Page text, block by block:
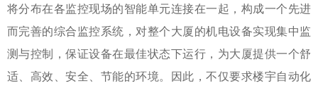
将分布在各监控现场的智能单元连接在一起，构成一个先进
而完善的综合监控系统，对整个大厦的机电设备实现集中监
测与控制，保证设备在最佳状态下运行，为大厦提供一个舒
适、高效、安全、节能的环境。因此，不仅要求楼宇自动化